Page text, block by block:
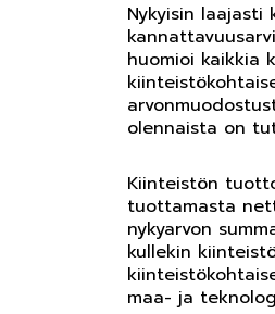
Nykyisin
huomioi kaikkia
olennaista on
Kiinteistön
tuottamasta
nykyarvon
kullekin
maa- ja